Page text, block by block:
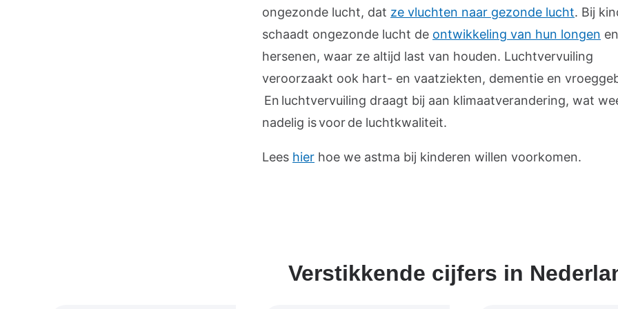
ongezonde lucht, dat ze vluchten naar gezonde lucht. Bij
schaadt ongezonde lucht de ontwikkeling van hun longen en
hersenen, waar ze altijd last van houden. Luchtvervuiling
veroorzaakt ook hart- en vaatziekten, dementie en
En luchtvervuiling draagt bij aan klimaatverandering, wat
nadelig is voor de luchtkwaliteit.
Lees hier hoe we astma bij kinderen willen voorkomen.
Verstikkende cijfers in